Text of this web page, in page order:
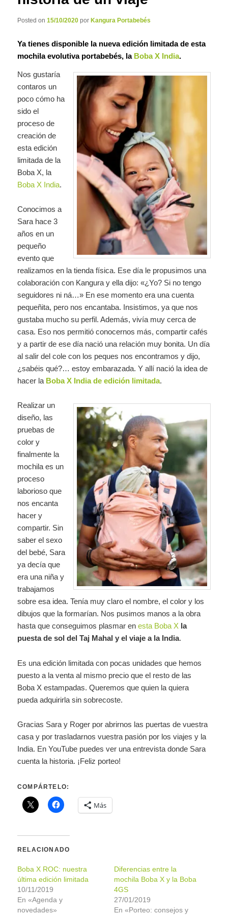
Posted on15/10/2020 por Kangura Portabebés
Ya tienes disponible la nueva edición limitadade esta
mochila evolutiva portabebés, la Boba X India.
Nos gustaría
contaros un
poco cómo ha
sido el
proceso de
creación de
esta edición
limitada de la
Boba X, la
Boba X India.
Conocimos a
Sara hace 3
años en un
pequeño
evento que
realizamos en la tienda física. Ese día le propusimos una
colaboración con Kangura y ella dijo: «¿Yo? Si no tengo
seguidores ni ná…» En ese momento era una cuenta
pequeñita, pero nos encantaba. Insistimos, ya que nos
gustaba mucho su perfil. Además, vivía muy cerca de
casa. Eso nos permitió conocernos más, compartir cafés
y a partir de ese día nació una relación muy bonita. Un día
al salir del cole con los peques nos encontramos y dijo,
¿sabéis qué?… estoy embarazada. Y allí nació la idea de
hacer la Boba X India de edición limitada.
Realizar un
diseño, las
pruebas de
color y
finalmente la
mochila es un
proceso
laborioso que
nos encanta
hacer y
compartir. Sin
saber el sexo
del bebé, Sara
ya decía que
era una niña y
trabajamos
sobre esa idea. Tenía muy claro el nombre, el color y los
dibujos que la formarían. Nos pusimos manos a la obra
hasta que conseguimos plasmar enesta Boba X la
puesta de sol del Taj Mahal y el viaje a la India.
Es una edición limitada con pocas unidades que hemos
puesto a la venta al mismo precio que el resto de las
Boba X estampadas. Queremos que quien la quiera
pueda adquirirla sin sobrecoste.
Gracias Sara y Roger por abrirnos las puertas de vuestra
casa y por trasladarnos vuestra pasión por los viajes y la
India. En YouTube puedes ver una entrevista donde Sara
cuenta la historia. ¡Feliz porteo!
COMPÁRTELO:
Más
RELACIONADO
Boba X ROC: nuestra
última edición limitada
10/11/2019
En «Agenda y
novedades»
Diferencias entre la
mochila Boba X y la Boba
4GS
27/01/2019
En «Porteo: consejos y